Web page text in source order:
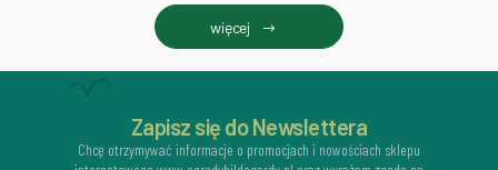
więcej
Zapisz się do Newslettera
Chcę otrzymywać informacje o promocjach i nowościach sklepu